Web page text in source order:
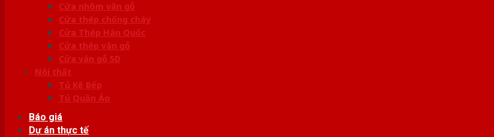
Cửa nhôm vân gỗ
Cửa thép chống cháy
Cửa Thép Hàn Quốc
Cửa thép vân gỗ
Cửa vân gỗ 5D
Nội thất
Tủ Kệ Bếp
Tủ Quần Áo
Báo giá
Dự án thực tế